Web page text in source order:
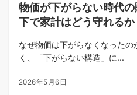
物価が下がらない時代
下で家計はどう守れるか
なぜ物価は下がらなくなった
く、「下がらない構造」に...
2026年5月6日